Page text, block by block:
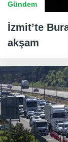
Gündem
İzmit’te
akşam